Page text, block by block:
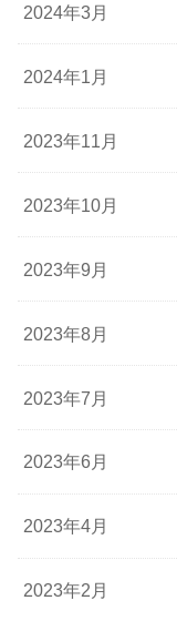
2024年3月
2024年1月
2023年11月
2023年10月
2023年9月
2023年8月
2023年7月
2023年6月
2023年4月
2023年2月